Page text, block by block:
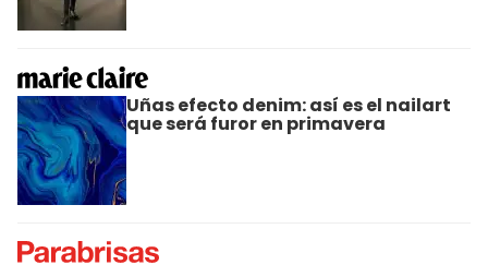
Uñas efecto denim: así es el nailart
que será furor en primavera